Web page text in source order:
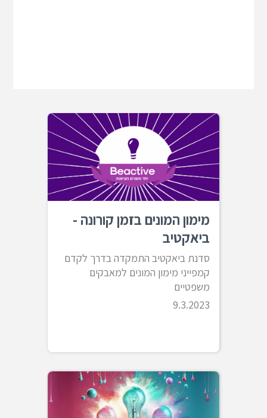
מימון המונים בזמן קורונה -
ביאקטיב
סדנת ביאקטיב התמקדה בדרך לקדם
קמפייני מימון המונים למאבקים
משפטיים
9.3.2023